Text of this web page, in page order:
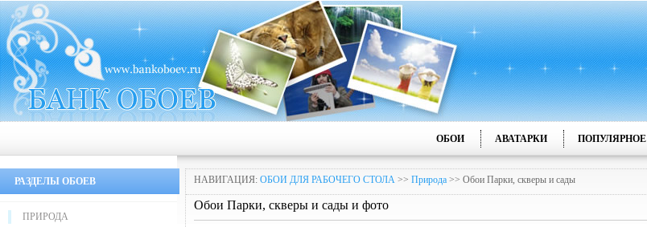
ОБОИ АВАТАРКИ ПОПУЛЯРНОЕ
РАЗДЕЛЫ ОБОЕВ
ПРИРОДА
НАВИГАЦИЯ: ОБОИ ДЛЯ РАБОЧЕГО СТОЛА >> Природа >> Обои Парки, скверы и сады
Обои Парки, скверы и сады и фото